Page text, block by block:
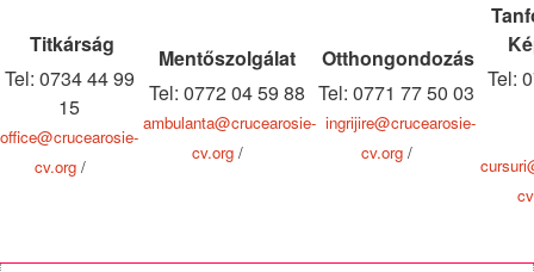
Titkárság
Tel: 0734 44 99
15
office@crucearosie-
cv.org/
Mentőszolgálat
Tel: 0772 04 59 88
ambulanta@crucearosie-
cv.org /
Otthongondozás
Tel: 0771 77 50 03
ingrijire@crucearosie-
cv.org/
Tel:
cursuri